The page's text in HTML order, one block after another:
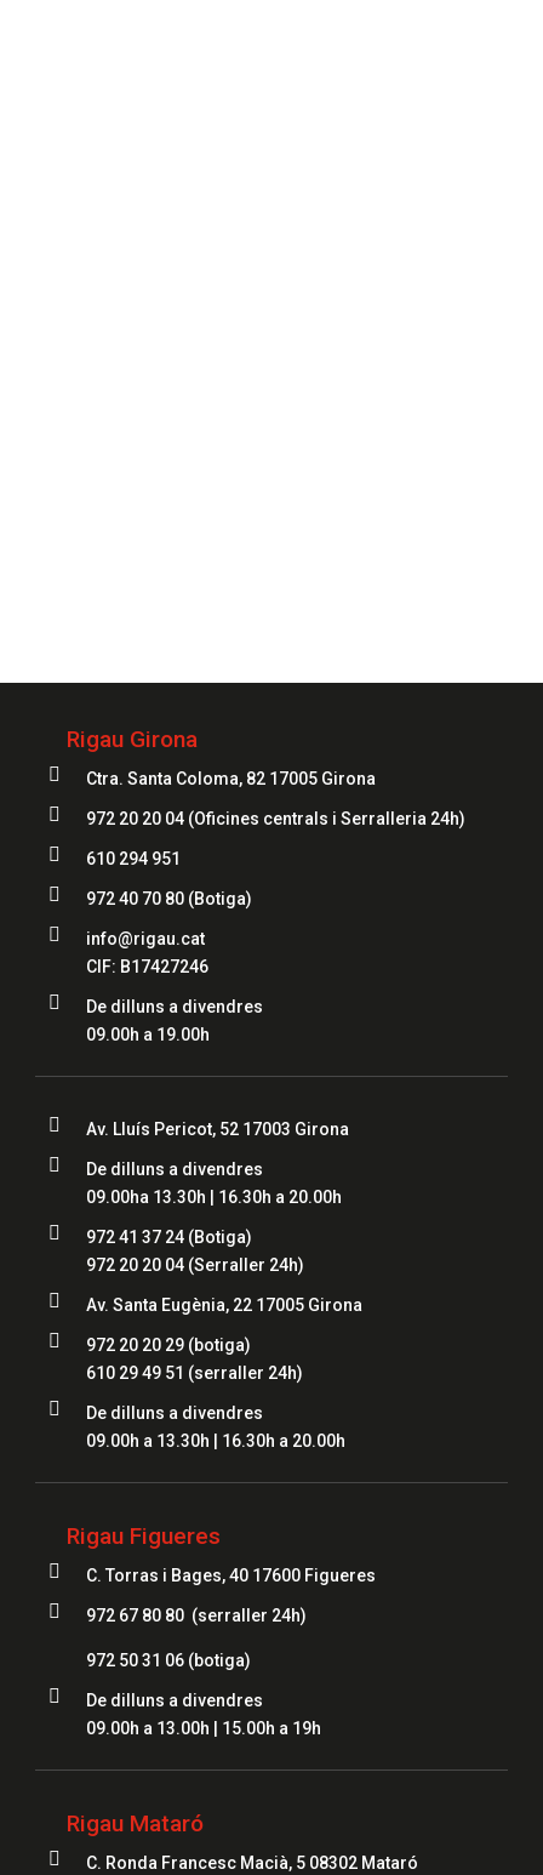
Rigau Girona
 Ctra. Santa Coloma, 82 17005 Girona
 972 20 20 04 (Oficines centrals i Serralleria 24h)
 610 294 951
 972 40 70 80 (Botiga)

info@rigau.cat
CIF: B17427246

De dilluns a divendres
09.00h a 19.00h
 Av. Lluís Pericot, 52 17003 Girona

De dilluns a divendres
09.00ha 13.30h | 16.30h a 20.00h
 972 41 37 24(Botiga)
972 20 20 04(Serraller 24h)
 Av. Santa Eugènia, 22 17005 Girona

972 20 20 29 (botiga)
610 29 49 51 (serraller 24h)

De dilluns a divendres
09.00h a 13.30h | 16.30h a 20.00h
Rigau Figueres
 C. Torras i Bages, 40 17600 Figueres
 972 67 80 80 (serraller 24h)
972 50 31 06(botiga)

De dilluns a divendres
09.00h a 13.00h | 15.00h a 19h
Rigau Mataró
 C. Ronda Francesc Macià, 5 08302 Mataró